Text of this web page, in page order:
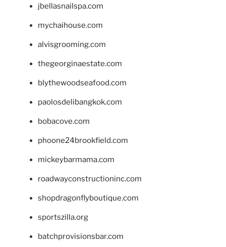
jbellasnailspa.com
mychaihouse.com
alvisgrooming.com
thegeorginaestate.com
blythewoodseafood.com
paolosdelibangkok.com
bobacove.com
phoone24brookfield.com
mickeybarmama.com
roadwayconstructioninc.com
shopdragonflyboutique.com
sportszilla.org
batchprovisionsbar.com